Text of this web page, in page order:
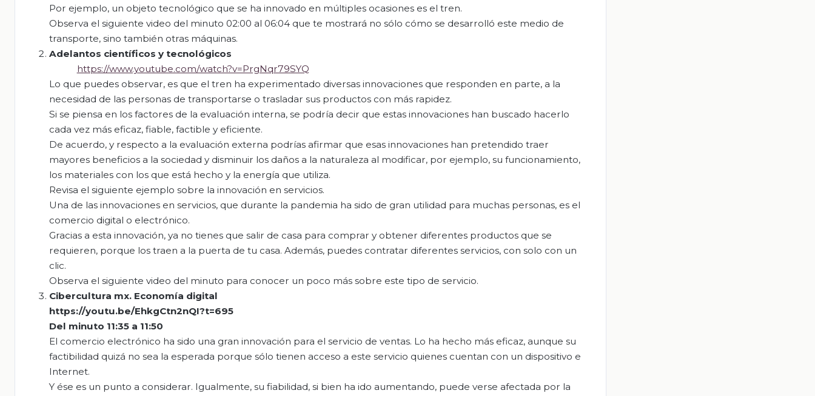
Por ejemplo, un objeto tecnológico que se ha innovado en múltiples ocasiones es el tren.
Observa el siguiente video del minuto 02:00 al 06:04 que te mostrará no sólo cómo se desarrolló este medio de
transporte, sino también otras máquinas.
Adelantos científicos y tecnológicos
https://www.youtube.com/watch?v=PrgNqr79SYQ
Lo que puedes observar, es que el tren ha experimentado diversas innovaciones que responden en parte, a la
necesidad de las personas de transportarse o trasladar sus productos con más rapidez.
Si se piensa en los factores de la evaluación interna, se podría decir que estas innovaciones han buscado hacerlo
cada vez más eficaz, fiable, factible y eficiente.
De acuerdo, y respecto a la evaluación externa podrías afirmar que esas innovaciones han pretendido traer
mayores beneficios a la sociedad y disminuir los daños a la naturaleza al modificar, por ejemplo, su funcionamiento,
los materiales con los que está hecho y la energía que utiliza.
Revisa el siguiente ejemplo sobre la innovación en servicios.
Una de las innovaciones en servicios, que durante la pandemia ha sido de gran utilidad para muchas personas, es el
comercio digital o electrónico.
Gracias a esta innovación, ya no tienes que salir de casa para comprar y obtener diferentes productos que se
requieren, porque los traen a la puerta de tu casa. Además, puedes contratar diferentes servicios, con solo con un
clic.
Observa el siguiente video del minuto para conocer un poco más sobre este tipo de servicio.
Cibercultura mx. Economía digital
https://youtu.be/EhkgCtn2nQI?t=695
Del minuto 11:35 a 11:50
El comercio electrónico ha sido una gran innovación para el servicio de ventas. Lo ha hecho más eficaz, aunque su
factibilidad quizá no sea la esperada porque sólo tienen acceso a este servicio quienes cuentan con un dispositivo e
Internet.
Y ése es un punto a considerar. Igualmente, su fiabilidad, si bien ha ido aumentando, puede verse afectada por la